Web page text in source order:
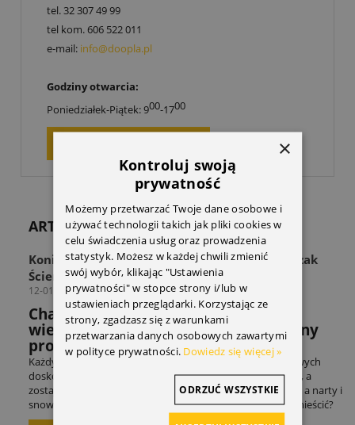
tel.32 307 49 99
tel kom.606 522 011
e-mail: info@doopla.pl
Godziny otwarcia:
Poniedziałek-Piątek: 900-1700
ARTYKUŁY
Koniec z zagraconą przestrzenią! Odkryj Wieszak
Ścienny THULE Wall Hanger
12-01-2026
Chaos w strefie sprzętu? Sprawdź jak
wieszak THULE rozwiązuje powszechny
problem miłośników sportów.
Każdy entuzjasta sportów rowerowych czy sportów zimowych
doskonale zna ten scenariusz: adrenalina po treningu mija, a
zostaje problem logistyczny. Rower czeka na kolejną trasę, a narty i
snowboard na zimowe szaleństwo. Gdzie to wszystko pomieścić?
×
Kontroluj swoją
prywatność
Możemy przetwarzać Twoje dane osobowe i
używać technologii takich jak pliki cookies w
celu świadczenia usług oraz prowadzenia
statystyk. Możesz w każdej chwili zmienić
swój wybór, klikając "Ustawienia
prywatności" w stopce strony i/lub w
ustawieniach przeglądarki. Korzystając ze
strony, zgadzasz się z warunkami
przetwarzania danych osobowych zawartymi
w polityce prywatności. Dowiedz się więcej »
ODRZUĆ WSZYSTKIE